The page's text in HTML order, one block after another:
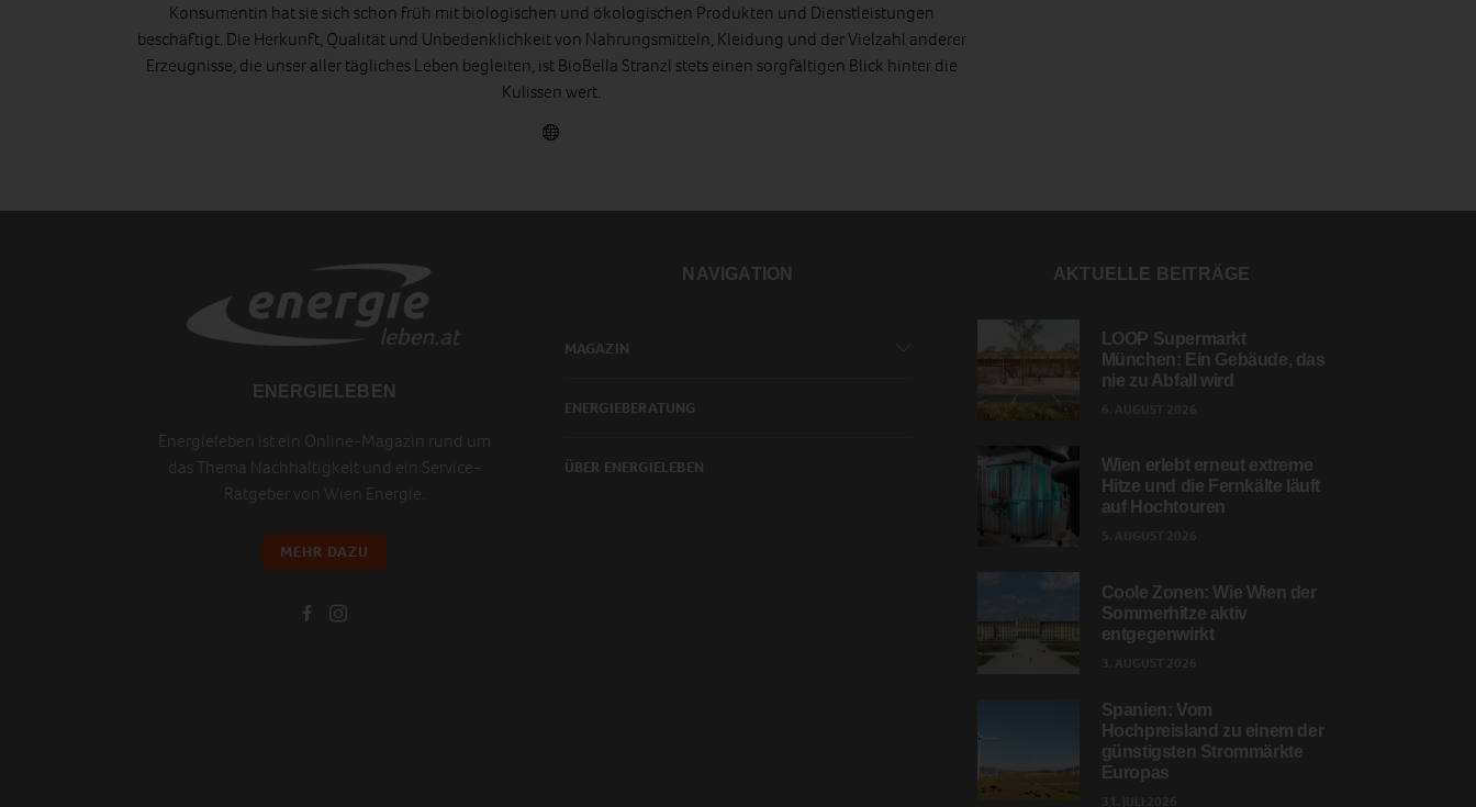
Konsumentin hat sie sich schon früh mit biologischen und ökologischen Produkten und Dienstleistungen
beschäftigt. Die Herkunft, Qualität und Unbedenklichkeit von Nahrungsmitteln, Kleidung und der Vielzahl anderer
Erzeugnisse, die unser aller tägliches Leben begleiten, ist BioBella Stranzl stets einen sorgfältigen Blick hinter die
Kulissen wert.
ENERGIELEBEN
Energieleben ist ein Online-Magazin rund um
das Thema Nachhaltigkeit und ein Service-
Ratgeber von Wien Energie.
MEHR DAZU
NAVIGATION
MAGAZIN
ENERGIEBERATUNG
ÜBER ENERGIELEBEN
AKTUELLE BEITRÄGE
LOOP Supermarkt
München: Ein Gebäude, das
nie zu Abfall wird
Wien erlebt erneut extreme
Hitze und die Fernkälte läuft
auf Hochtouren
Coole Zonen: Wie Wien der
Sommerhitze aktiv
entgegenwirkt
Spanien: Vom
Hochpreisland zu einem der
günstigsten Strommärkte
Europas